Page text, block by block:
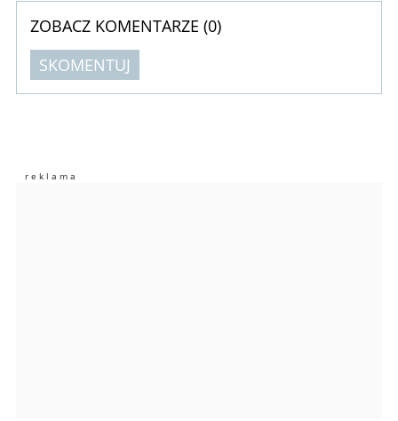
ZOBACZ KOMENTARZE (0)
SKOMENTUJ
Imię (Wymagane)